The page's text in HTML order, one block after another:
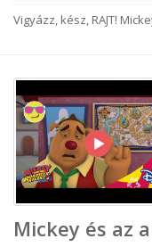
Vigyázz, kész, RAJT!
Mickey és az